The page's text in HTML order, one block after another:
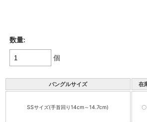
数量:
個
バングルサイズ 在
SSサイズ(手首回り14cm～14.7cm) 〇